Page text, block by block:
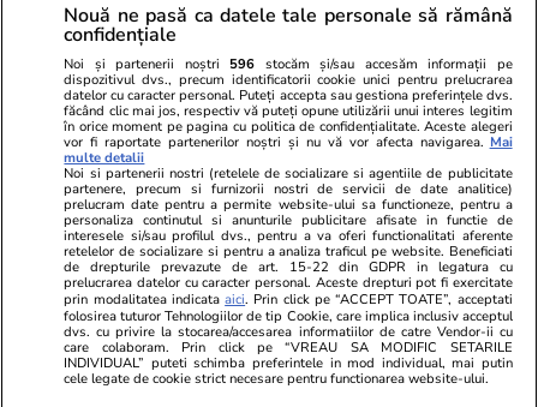
PARTENERI
ZiaruldeIasi.ro Fanatik.ro
Nouă ne pasă ca datele tale personale să rămână
confidențiale
Noi și partenerii noștri 596 stocăm și/sau accesăm informații pe
dispozitivul dvs., precum identificatorii cookie unici pentru prelucrarea
datelor cu caracter personal. Puteți accepta sau gestiona preferințele dvs.
făcând clic mai jos, respectiv vă puteți opune utilizării unui interes legitim
în orice moment pe pagina cu politica de confidențialitate. Aceste alegeri
vor fi raportate partenerilor noștri și nu vă vor afecta navigarea. Mai
multe detalii
Noi si partenerii nostri (retelele de socializare si agentiile de publicitate
partenere, precum si furnizorii nostri de servicii de date analitice)
prelucram date pentru a permite website-ului sa functioneze, pentru a
personaliza continutul si anunturile publicitare afisate in functie de
interesele si/sau profilul dvs., pentru a va oferi functionalitati aferente
retelelor de socializare si pentru a analiza traficul pe website. Beneficiati
de drepturile prevazute de art. 15-22 din GDPR in legatura cu
prelucrarea datelor cu caracter personal. Aceste drepturi pot fi exercitate
prin modalitatea indicataaici. Prin click pe “ACCEPT TOATE”, acceptati
folosirea tuturor Tehnologiilor de tip Cookie, care implica inclusiv acceptul
dvs. cu privire la stocarea/accesarea informatiilor de catre Vendor-ii cu
care colaboram. Prin click pe “VREAU SA MODIFIC SETARILE
INDIVIDUAL” puteti schimba preferintele in mod individual, mai putin
cele legate de cookie strict necesare pentru functionarea website-ului.